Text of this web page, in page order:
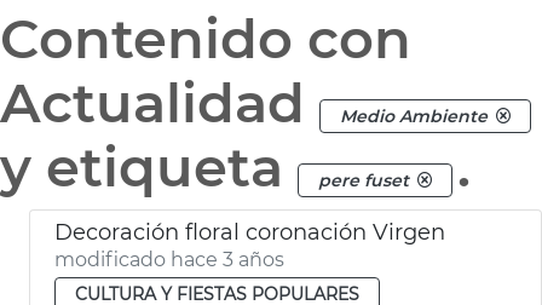
Contenido con
Actualidad
Medio Ambiente
y etiqueta pere fuset .
Decoración floral coronación Virgen
modificado hace 3 años
CULTURA Y FIESTAS POPULARES